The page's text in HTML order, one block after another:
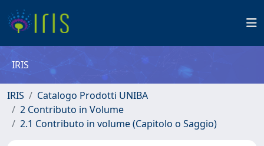
IRIS
IRIS
Catalogo Prodotti UNIBA
2 Contributo in Volume
2.1 Contributo in volume (Capitolo o Saggio)